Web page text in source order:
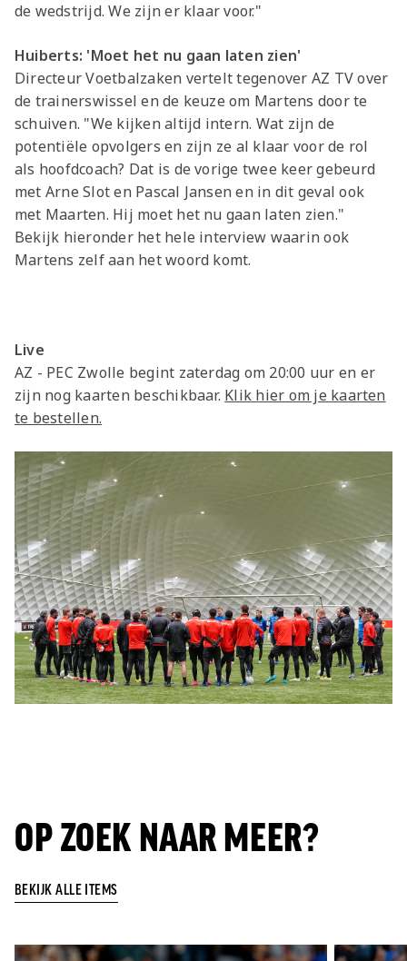
de wedstrijd. We zijn er klaar voor."
Huiberts: 'Moet het nu gaan laten zien'
Directeur Voetbalzaken vertelt tegenover AZ TV over
de trainerswissel en de keuze om Martens door te
schuiven. "We kijken altijd intern. Wat zijn de
potentiële opvolgers en zijn ze al klaar voor de rol
als hoofdcoach? Dat is de vorige twee keer gebeurd
met Arne Slot en Pascal Jansen en in dit geval ook
met Maarten. Hij moet het nu gaan laten zien."
Bekijk hieronder het hele interview waarin ook
Martens zelf aan het woord komt.
Live
AZ - PEC Zwolle begint zaterdag om 20:00 uur en er
zijn nog kaarten beschikbaar. Klik hier om je kaarten
te bestellen.
OP ZOEK NAAR MEER?
BEKIJK ALLE ITEMS